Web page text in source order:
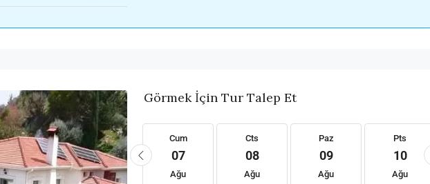
Görmek İçin Tur Talep Et
Per
20
Ağu
Cum
21
Ağu
Cum
07
Ağu
Cts
08
Ağu
Paz
09
Ağu
Pts
10
Ağu